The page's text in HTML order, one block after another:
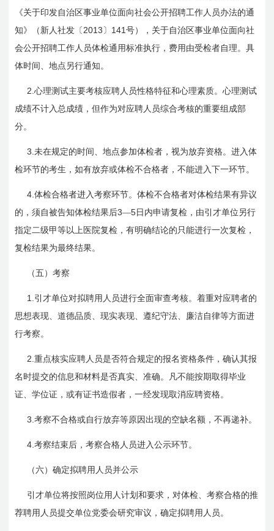
《关于印发自治区事业单位面向社会公开招聘工作人员办法的通
知》（新人社发〔 2013 〕 141号），关于自治区事业单位面向社
会公开招聘工作人员体检通用标准执行，费用由受检者自理。具
体时间、地点另行通知。
2.心理测试主要考核应聘人员性格特征和心理素质。心理测试
成绩不计入总成绩，但作为对应聘人员综合考核的重要组成部
分。
3.未在规定的时间、地点参加体检者，视为放弃资格。进入体
检环节的考生，如有放弃或体检不合格者，不能进入下一环节。
4.体检合格者进入考察环节。体检不合格者对体检结果有异议
的，须自被告知体检结果后3—5日内申请复检，由引才单位另行
指定二级甲等以上医院复检，有明确结论的只能进行一次复检，
复检结果为最终结果。
（五）考察
1. 引才单位对拟聘用人员进行全面审查考核。着重对应聘者的
思想表现、道德品质、现实表现、遵纪守法、廉洁自律等方面进
行考察。
2.重点核实应聘人员是否符合规定的报名资格条件，确认其报
名时提交的信息和材料是否真实、准确。凡不能按期取得毕业
证、学位证，或有证书造假者，一经发现取消应聘资格。
3.考察不合格或自行放弃等原因出现的空缺名额，不再递补。
4.考察结束后，考察合格人员进入公示环节。
（六）确定拟聘用人员并公示
引才单位将按照岗位用人计划和要求，对体检、考察合格的推
荐聘用人员提交单位党委会研究审议，确定拟聘用人员。